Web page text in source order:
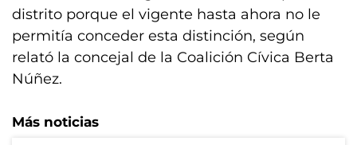
distrito porque el vigente hasta ahora no le
permitía conceder esta distinción, según
relató la concejal de la Coalición Cívica Berta
Núñez.
Más noticias